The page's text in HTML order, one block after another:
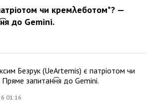
чи кремλеботом*? —
до Gemini.
01:16